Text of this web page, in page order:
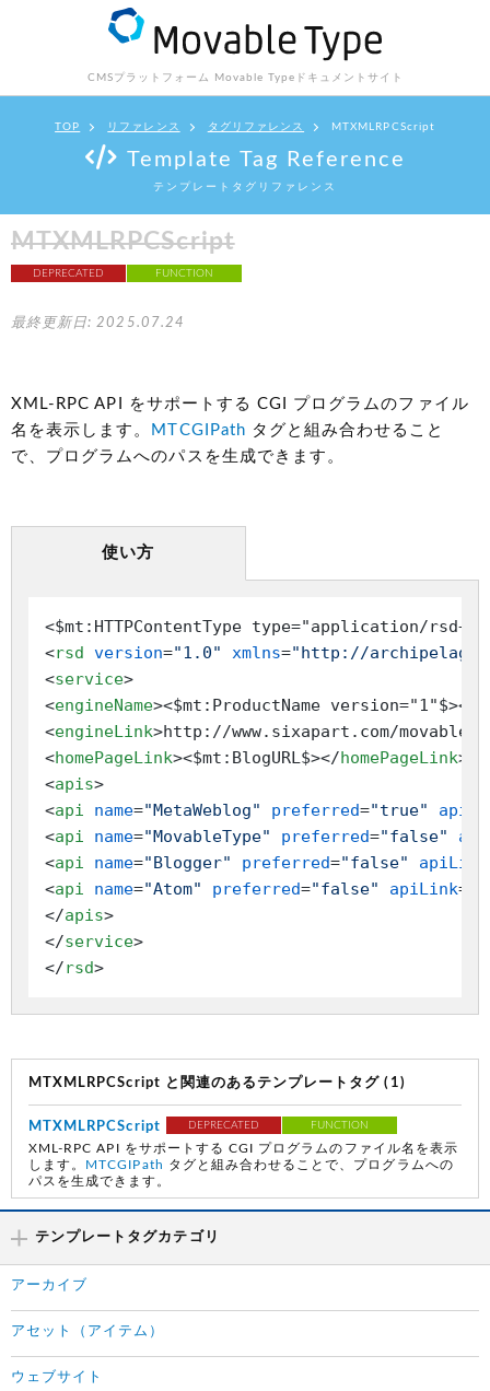
CMSプラットフォーム Movable Type ドキュメントサイト
TOP リファレンス タグリファレンス MTXMLRPCScript
Template Tag Reference
テンプレートタグリファレンス
MTXMLRPCScript
DEPRECATED FUNCTION
最終更新日: 2025.07.24
XML-RPC API をサポートする CGI プログラムのファイル
名を表示します。
MTCGIPath タグと組み合わせること
で、プログラムへのパスを生成できます。
使い方
<$mt:HTTPContentType type="application/
<rsd version="1.0" xmlns="http://
<service>
<engineName><$mt:ProductName version="1"$></
<engineLink>http://www.sixapart.com/
<homePageLink><$mt:BlogURL$></homePageLink>
<apis>
<api name="MetaWeblog" preferred="true"
<api name="MovableType" preferred="false"
<api name="Blogger" preferred="false" apiLink
<api name="Atom" preferred="false" apiLink=
</apis>
</service>
</rsd>
MTXMLRPCScript と関連のあるテンプレートタグ (1)
MTXMLRPCScript DEPRECATED FUNCTION
XML-RPC API をサポートする CGI プログラムのファイル名を表示
します。
MTCGIPath タグと組み合わせることで、プログラムへの
パスを生成できます。
テンプレートタグカテゴリ
アーカイブ
アセット（アイテム）
ウェブサイト